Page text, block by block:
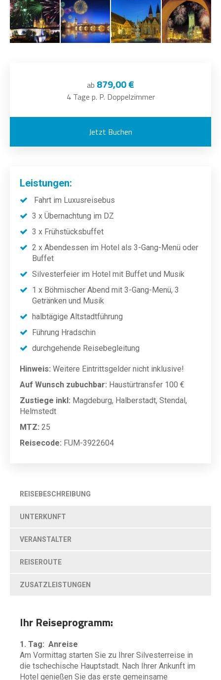
ab 879,00 €
4 Tage p. P. Doppelzimmer
Jetzt Buchen
Leistungen:
Fahrt im Luxusreisebus
3 x Übernachtung im DZ
3 x Frühstücksbuffet
2 x Abendessen im Hotel als 3-Gang-Menü oder
Buffet
Silvesterfeier im Hotel mit Buffet und Musik
1 x Böhmischer Abend mit 3-Gang-Menü, 3
Getränken und Musik
halbtägige Altstadtführung
Führung Hradschin
durchgehende Reisebegleitung
Hinweis: Weitere Eintrittsgelder nicht inklusive!
Auf Wunsch zubuchbar: Haustürtransfer 100 €
Zustiege inkl: Magdeburg, Halberstadt, Stendal,
Helmstedt
MTZ: 25
Reisecode: FUM-3922604
REISEBESCHREIBUNG
UNTERKUNFT
VERANSTALTER
REISEROUTE
ZUSATZLEISTUNGEN
Ihr Reiseprogramm:
1. Tag: Anreise
Am Vormittag starten Sie zu Ihrer Silvesterreise in
die tschechische Hauptstadt. Nach Ihrer Ankunft im
Hotel genießen Sie das erste gemeinsame